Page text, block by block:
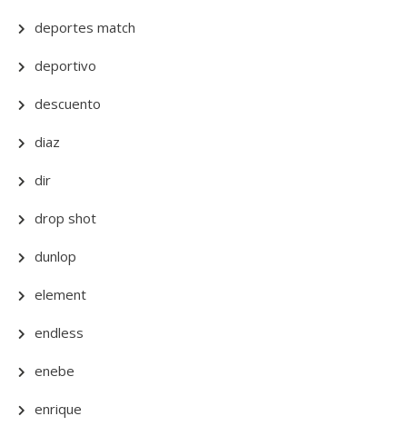
deportes match
deportivo
descuento
diaz
dir
drop shot
dunlop
element
endless
enebe
enrique